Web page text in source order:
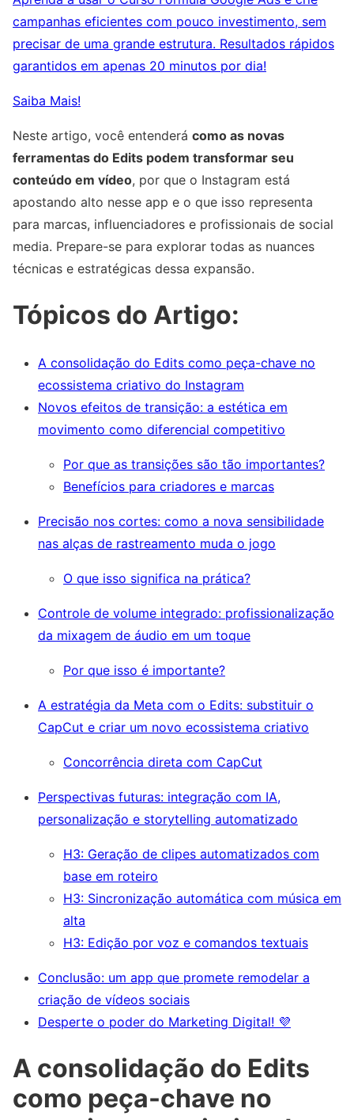
campanhas eficientes com pouco investimento, sem
precisar de uma grande estrutura. Resultados rápidos
garantidos em apenas 20 minutos por dia!
Saiba Mais!
Neste artigo, você entenderá como as novas
ferramentas do Edits podem transformar seu
conteúdo em vídeo, por que o Instagram está
apostando alto nesse app e o que isso representa
para marcas, influenciadores e profissionais de social
media. Prepare-se para explorar todas as nuances
técnicas e estratégicas dessa expansão.
Tópicos do Artigo:
A consolidação do Edits como peça-chave no
ecossistema criativo do Instagram
Novos efeitos de transição: a estética em
movimento como diferencial competitivo
Por que as transições são tão importantes?
Benefícios para criadores e marcas
Precisão nos cortes: como a nova sensibilidade
nas alças de rastreamento muda o jogo
O que isso significa na prática?
Controle de volume integrado: profissionalização
da mixagem de áudio em um toque
Por que isso é importante?
A estratégia da Meta com o Edits: substituir o
CapCut e criar um novo ecossistema criativo
Concorrência direta com CapCut
Perspectivas futuras: integração com IA,
personalização e storytelling automatizado
H3: Geração de clipes automatizados com
base em roteiro
H3: Sincronização automática com música em
alta
H3: Edição por voz e comandos textuais
Conclusão: um app que promete remodelar a
criação de vídeos sociais
Desperte o poder do Marketing Digital! 💜
A consolidação do Edits
como peça-chave no